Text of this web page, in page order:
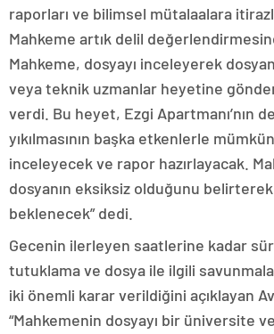
raporları ve bilimsel mütalaalara
Mahkeme artık delil
Mahkeme, dosyayı inceleyerek
veya teknik uzmanlar heyetine
verdi. Bu heyet, Ezgi Apartmanı’nın
yıkılmasının başka etkenlerle
inceleyecek ve rapor hazırlayacak.
dosyanın eksiksiz olduğunu
beklenecek” dedi.
Gecenin ilerleyen saatlerine kadar
tutuklama ve dosya ile ilgili
iki önemli karar verildiğini açıklayan
“Mahkemenin dosyayı bir üniversite